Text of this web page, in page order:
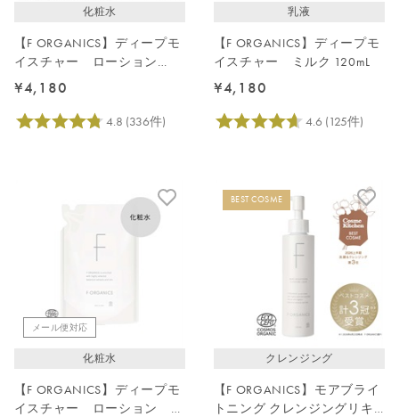
化粧水
【F ORGANICS】ディープモ
イスチャー ローション
150mL
¥4,180
乳液
【F ORGANICS】ディープモ
イスチャー ミルク 120mL
¥4,180
メール便対応
化粧水
【F ORGANICS】ディープモ
イスチャー ローション 詰
BEST COSME
クレンジング
【F ORGANICS】モアブライ
トニング クレンジングリキ